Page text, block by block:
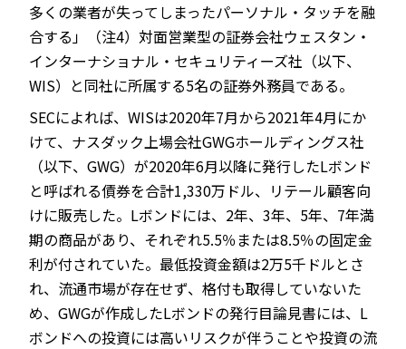
多くの業者が失ってしまったパーソナル・タッチを融
合する」（注4）対面営業型の証券会社ウェスタン・
インターナショナル・セキュリティーズ社（以下、
WIS）と同社に所属する5名の証券外務員である。
SECによれば、WISは2020年7月から2021年4月にか
けて、ナスダック上場会社GWGホールディングス社
（以下、GWG）が2020年6月以降に発行したLボンド
と呼ばれる債券を合計1,330万ドル、リテール顧客向
けに販売した。Lボンドには、2年、3年、5年、7年満
期の商品があり、それぞれ5.5％または8.5％の固定金
利が付されていた。最低投資金額は2万5千ドルとさ
れ、流通市場が存在せず、格付も取得していないた
め、GWGが作成したLボンドの発行目論見書には、L
ボンドへの投資には高いリスクが伴うことや投資の流